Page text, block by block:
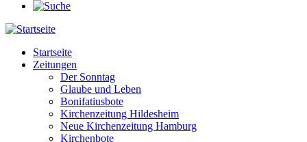
Main
navigation
Startseite
Zeitungen
Der Sonntag
Glaube und Leben
Bonifatiusbote
Kirchenzeitung Hildesheim
Neue Kirchenzeitung Hamburg
Kirchenbote